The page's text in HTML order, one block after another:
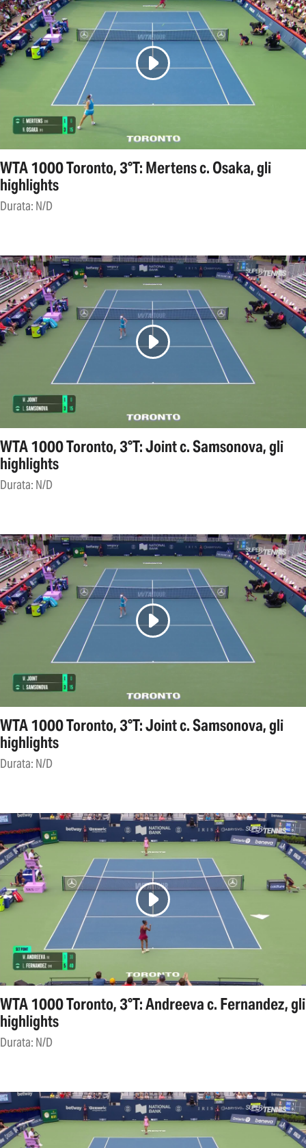
WTA 1000 Toronto, 3°T: Mertens c. Osaka, gli
highlights
Durata: N/D
WTA 1000 Toronto, 3°T: Joint c. Samsonova, gli
highlights
Durata: N/D
WTA 1000 Toronto, 3°T: Joint c. Samsonova, gli
highlights
Durata: N/D
WTA 1000 Toronto, 3°T: Andreeva c. Fernandez, gli
highlights
Durata: N/D